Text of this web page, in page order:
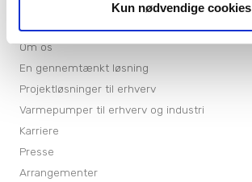
Kun nødvendige cookies
Om os
En gennemtænkt løsning
Projektløsninger til erhverv
Varmepumper til erhverv og industri
Karriere
Presse
Arrangementer